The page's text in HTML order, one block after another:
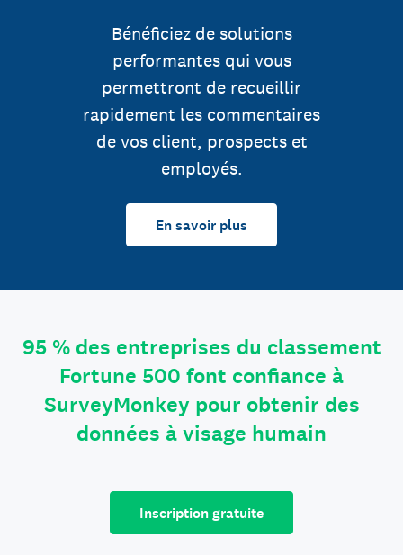
Bénéficiez de solutions
performantes qui vous
permettront de recueillir
rapidement les commentaires
de vos client, prospects et
employés.
En savoir plus
95 % des entreprises du classement
Fortune 500 font confiance à
SurveyMonkey pour obtenir des
données à visage humain
Inscription gratuite